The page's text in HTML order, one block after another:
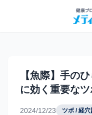
【魚際】手の
に効く重要な
2024/12/23 ツボ / 経穴